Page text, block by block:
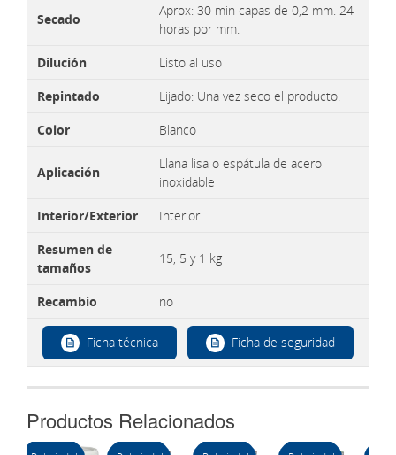
Secado
Aprox: 30 min capas de 0,2 mm. 24
horas por mm.
Dilución
Listo al uso
Repintado
Lijado: Una vez seco el producto.
Color
Blanco
Aplicación
Llana lisa o espátula de acero
inoxidable
Interior/Exterior
Interior
Resumen de
tamaños
15, 5 y 1 kg
Recambio no
Ficha técnica Ficha de seguridad
Productos Relacionados